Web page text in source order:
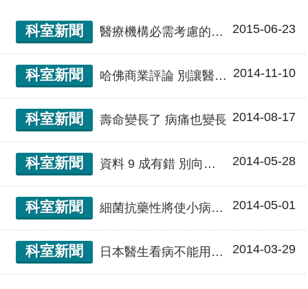
科室新聞 醫療機構必需考慮的策略 2015-06-23
科室新聞 哈佛商業評論 別讓醫療捉襟見肘 2014-11-10
科室新聞 壽命變長了 病痛也變長 2014-08-17
科室新聞 資料 9 成有錯 別向維基百科「求診」 2014-05-28
科室新聞 細菌抗藥性將使小病致命 2014-05-01
科室新聞 日本醫生看病不能用術語 2014-03-29